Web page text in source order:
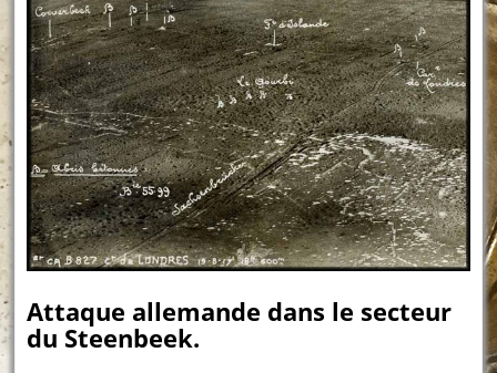
Attaque allemande dans le secteur
du Steenbeek.